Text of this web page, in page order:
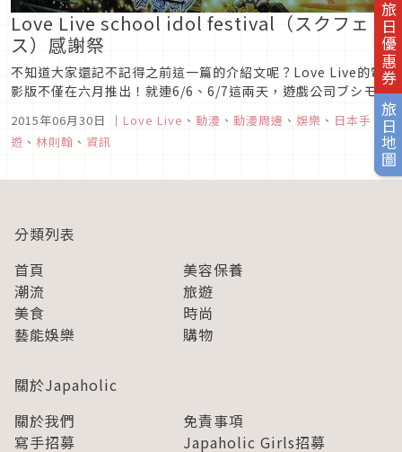
旅日優惠券
旅日地圖
Love Live school idol festival（スクフェ
ス）感謝祭
不知道大家還記不記得之前這一篇的介紹文呢？Love Live的電
影版不僅在六月推出！就連6/6、6/7這兩天，遊戲公司ブシモ
（ブシロード）也為了感謝大家對Love Live手機遊戲的支持，
所以舉辦了感謝祭要來讓大家一起共襄盛舉唷！為期兩天，在池
袋的Sunshine city裡舉辦的，スクフェス感謝祭...
2015年06月30日 ｜ Love Live 、 動漫 、 動漫周邊 、 娛樂 、 日本手
遊 、 林則翰 、 資訊
分類列表
首頁
美容保養
潮流
旅遊
美食
時尚
藝能娛樂
購物
關於Japaholic
關於我們
免責事項
寫手招募
Japaholic Girls招募